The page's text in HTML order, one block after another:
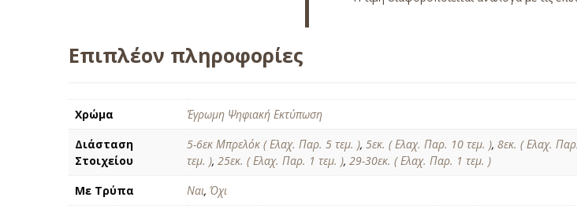
Επιπλέον πληροφορίες
Χρώμα
Έγρωμη Ψηφιακή Εκτύπωση
Διάσταση
Στοιχείου
5-6εκ Μπρελόκ ( Ελαχ. Παρ. 5 τεμ. ), 5εκ. ( Ελαχ. Παρ. 10 τεμ. ), 8εκ. ( Ελαχ.
τεμ. ), 25εκ. ( Ελαχ. Παρ. 1 τεμ. ), 29-30εκ. ( Ελαχ. Παρ. 1 τεμ. )
Με Τρύπα
Ναι, Όχι